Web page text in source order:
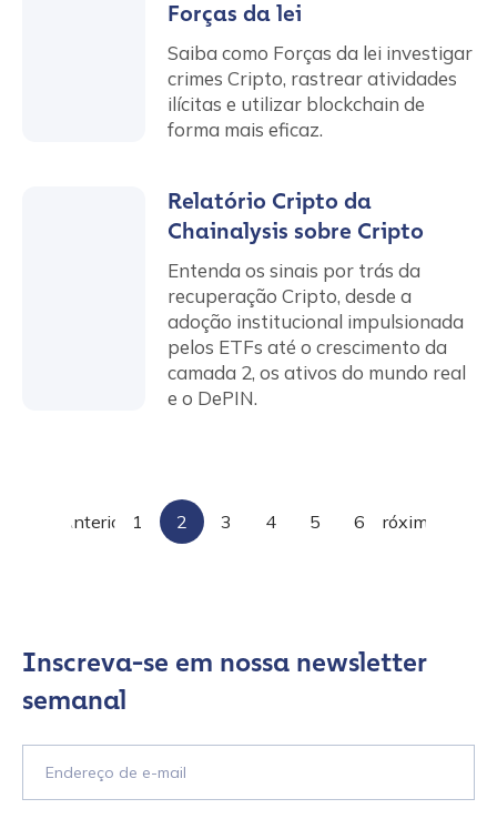
Forças da lei
Saiba como Forças da lei investigar
crimes Cripto, rastrear atividades
ilícitas e utilizar blockchain de
forma mais eficaz.
Relatório Cripto da
Chainalysis sobre Cripto
Entenda os sinais por trás da
recuperação Cripto, desde a
adoção institucional impulsionada
pelos ETFs até o crescimento da
camada 2, os ativos do mundo real
e o DePIN.
Paginação
Anterior 1 2 3 4 5 6 Próximo
Inscreva-se em nossa newsletter
semanal